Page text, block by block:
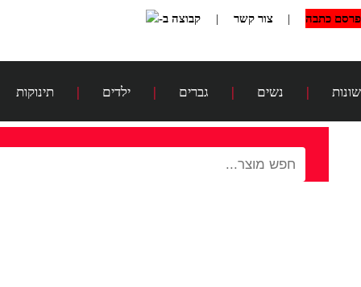
פרסם כתבה | צור קשר | קבוצה ב-
שונות | נשים | גברים | ילדים | תינוקות